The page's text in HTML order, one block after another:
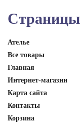
Страницы
Ателье
Все товары
Главная
Интернет-магазин
Карта сайта
Контакты
Корзина